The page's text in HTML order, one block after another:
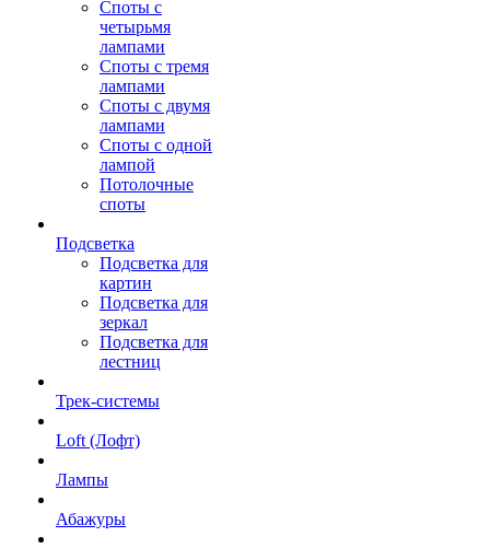
Споты с
четырьмя
лампами
Споты с тремя
лампами
Споты с двумя
лампами
Споты с одной
лампой
Потолочные
споты
Подсветка
Подсветка для
картин
Подсветка для
зеркал
Подсветка для
лестниц
Трек-системы
Loft (Лофт)
Лампы
Абажуры